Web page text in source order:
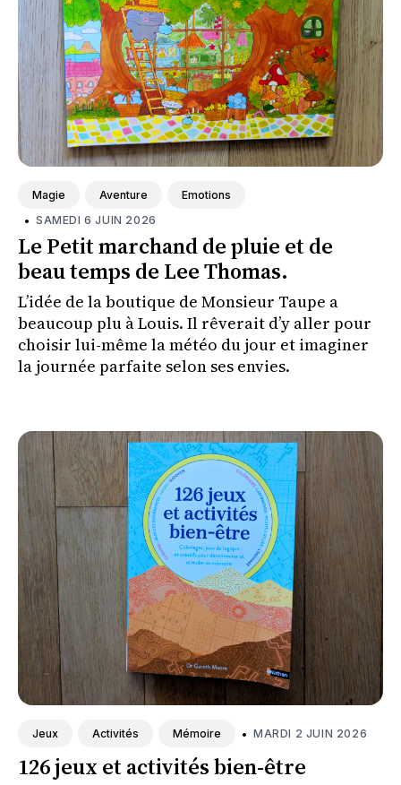
Magie Aventure Emotions
• SAMEDI 6 JUIN 2026
Le Petit marchand de pluie et de
beau temps de Lee Thomas.
L’idée de la boutique de Monsieur Taupe a
beaucoup plu à Louis. Il rêverait d’y aller pour
choisir lui-même la météo du jour et imaginer
la journée parfaite selon ses envies.
Jeux Activités Mémoire • MARDI 2 JUIN 2026
126 jeux et activités bien-être